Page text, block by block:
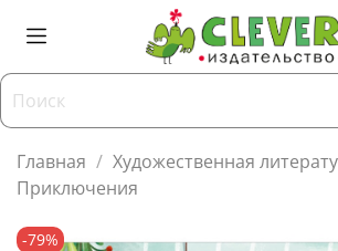
Главная
Художественная
Приключения
-79%